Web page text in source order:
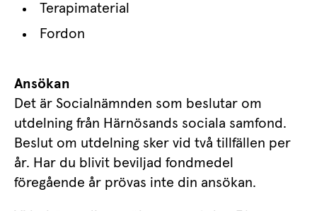
webbplats.
Terapimaterial
Fordon
Ansökan
Det är Socialnämnden som beslutar om
utdelning från Härnösands sociala samfond.
Beslut om utdelning sker vid två tillfällen per
år. Har du blivit beviljad fondmedel
föregående år prövas inte din ansökan.